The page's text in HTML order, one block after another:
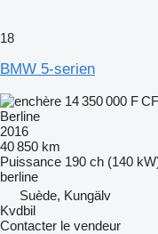
18
BMW 5-serien
14 350 000 F
Berline
2016
40 850 km
Puissance 190 ch (140
berline
Suède, Kungälv
Kvdbil
Contacter le vendeur